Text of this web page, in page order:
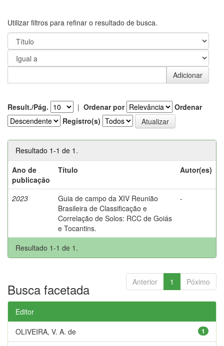
Utilizar filtros para refinar o resultado de busca.
Result./Pág. | Ordenar por
Ordenar
Registro(s)
Resultado 1-1 de 1.
Ano de
publicação
Título Autor(es)
2023
Guia de campo da XIV Reunião
Brasileira de Classificação e
Correlação de Solos: RCC de Goiás
e Tocantins.
-
Resultado 1-1 de 1.
Anterior 1 Póximo
Busca facetada
Editor
1
OLIVEIRA, V. A. de